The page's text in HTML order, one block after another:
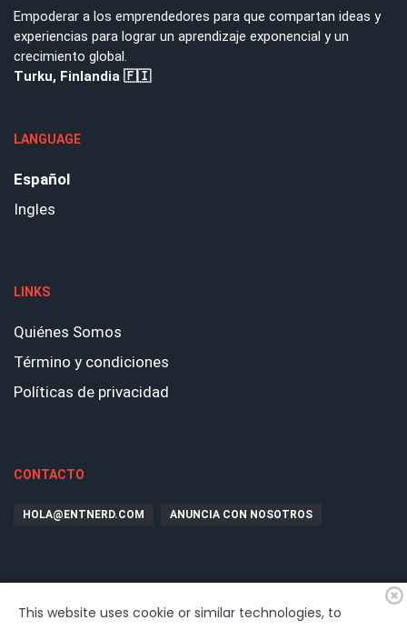
Empoderar a los emprendedores para que compartan ideas y
experiencias para lograr un aprendizaje exponencial y un
crecimiento global.
Turku, Finlandia 🇫🇮
LANGUAGE
Español
Ingles
LINKS
Quiénes Somos
Término y condiciones
Políticas de privacidad
CONTACTO
HOLA@ENTNERD.COM ANUNCIA CON NOSOTROS
This website uses cookie or similar technologies, to